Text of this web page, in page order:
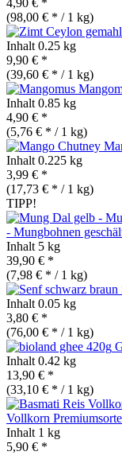
(98,00 € * / 1 kg)
Inhalt 0.25 kg
9,90 € *
(39,60 € * / 1 kg)
Inhalt 0.85 kg
4,90 € *
(5,76 € * / 1 kg)
Inhalt 0.225 kg
3,99 € *
(17,73 € * / 1 kg)
TIPP!
- Mungbohnen
Inhalt 5 kg
39,90 € *
(7,98 € * / 1 kg)
Inhalt 0.05 kg
3,80 € *
(76,00 € * / 1 kg)
Inhalt 0.42 kg
13,90 € *
(33,10 € * / 1 kg)
Vollkorn
Inhalt 1 kg
5,90 € *